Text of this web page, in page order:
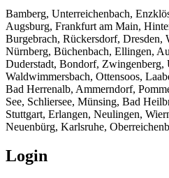
Bamberg, Unterreichenbach,
Augsburg, Frankfurt am Main,
Burgebrach, Rückersdorf, Dresden,
Nürnberg, Büchenbach, Ellingen,
Duderstadt, Bondorf, Zwingenberg,
Waldwimmersbach, Ottensoos,
Bad Herrenalb, Ammerndorf,
See, Schliersee, Münsing, Bad
Stuttgart, Erlangen, Neulingen,
Neuenbürg, Karlsruhe,
Login